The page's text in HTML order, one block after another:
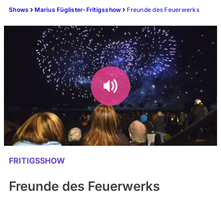
Shows Marius Füglister-Fritigsshow Freunde des Feuerwerks
FRITIGSSHOW
Freunde des Feuerwerks